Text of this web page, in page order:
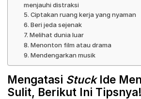
menjauhi distraksi
5. Ciptakan ruang kerja yang nyaman
6. Beri jeda sejenak
7. Melihat dunia luar
8. Menonton film atau drama
9. Mendengarkan musik
Mengatasi StuckIde
Sulit, Berikut Ini Tipsnya!